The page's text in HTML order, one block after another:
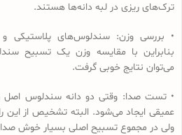
ترک‌های ریزی در لبه دانه‌ها هستند.
• بررسی وزن: سندلوس‌های پلاستیکی
بنابراین با مقایسه وزن یک تسبیح
می‌توان نتایج خوبی گرفت.
• تست صدا: وقتی دو دانه سندلوس اصل
عمیقی ایجاد می‌شود. البته تشخیص از این
ولی در مجموع تسبیح اصلی بسیار خوش